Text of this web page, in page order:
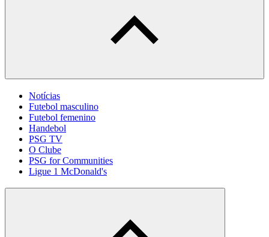
Notícias
Futebol masculino
Futebol femenino
Handebol
PSG TV
O Clube
PSG for Communities
Ligue 1 McDonald's